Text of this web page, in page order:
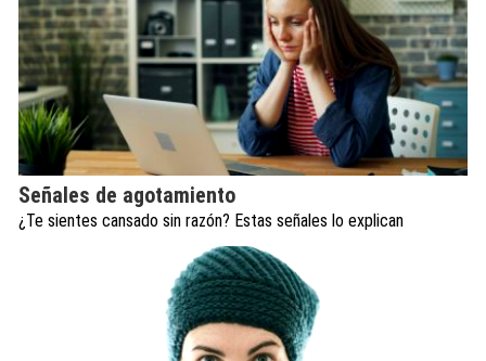
Señales de agotamiento
¿Te sientes cansado sin razón? Estas señales lo explican